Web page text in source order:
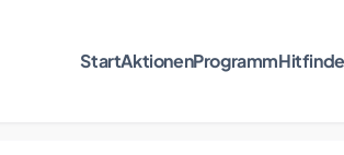
StartAktionenProgramm